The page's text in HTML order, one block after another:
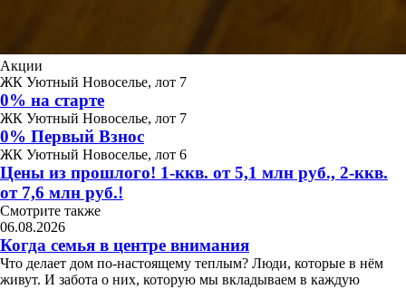
Акции
ЖК Уютный Новоселье, лот 7
0% на старте
ЖК Уютный Новоселье, лот 7
0% Первый Взнос
ЖК Уютный Новоселье, лот 6
Цены из прошлого! 1-ккв. от 5,1 млн руб., 2-ккв.
от 7,6 млн руб.!
Смотрите также
06.08.2026
Когда семья в центре внимания
Что делает дом по-настоящему теплым? Люди, которые в нём
живут. И забота о них, которую мы вкладываем в каждую